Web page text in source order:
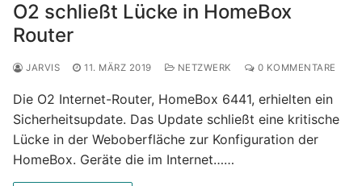
O2 schließt Lücke in HomeBox
Router
JARVIS 11. MÄRZ 2019 NETZWERK 0 KOMMENTARE
Die O2 Internet-Router, HomeBox 6441, erhielten ein
Sicherheitsupdate. Das Update schließt eine kritische
Lücke in der Weboberfläche zur Konfiguration der
HomeBox. Geräte die im Internet……